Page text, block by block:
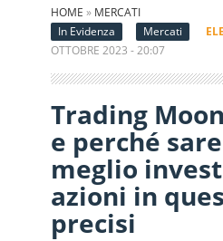
HOME » MERCATI
In Evidenza
Mercati
OTTOBRE 2023 - 20:07
Trading
e perché
meglio
azioni in
precisi